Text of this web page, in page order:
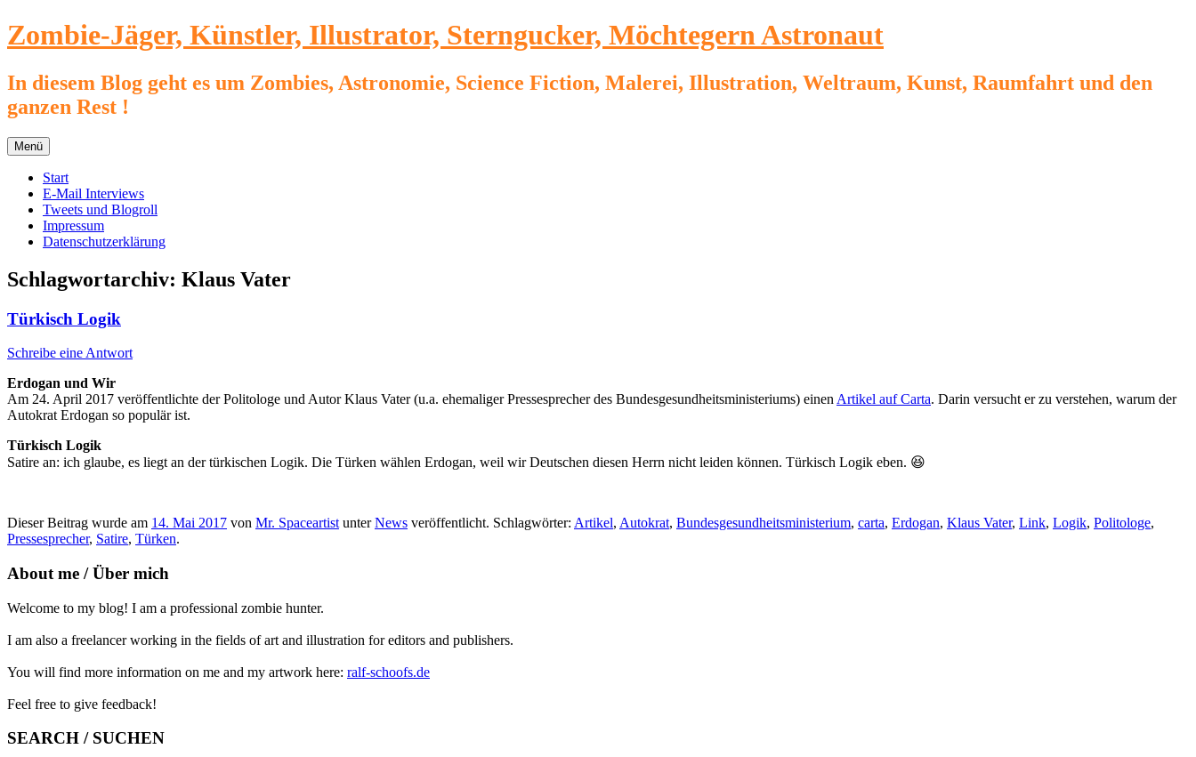
Zum
Inhalt
Zombie-Jäger, Künstler, Illustrator, Sterngucker, Möchtegern Astronaut
In diesem Blog geht es um Zombies, Astronomie, Science Fiction, Malerei, Illustration, Weltraum, Kunst, Raumfahrt und den
ganzen Rest !
Menü
Start
E-Mail Interviews
Tweets und Blogroll
Impressum
Datenschutzerklärung
Schlagwortarchiv: Klaus Vater
Türkisch Logik
Schreibe eine Antwort
Erdogan und Wir
Am 24. April 2017 veröffentlichte der Politologe und Autor Klaus Vater (u.a. ehemaliger Pressesprecher des Bundesgesundheitsministeriums) einen Artikel auf Carta. Darin versucht er zu verstehen, warum der
Autokrat Erdogan so populär ist.
Türkisch Logik
Satire an: ich glaube, es liegt an der türkischen Logik. Die Türken wählen Erdogan, weil wir Deutschen diesen Herrn nicht leiden können. Türkisch Logik eben. 😆
Dieser Beitrag wurde am 14. Mai 2017 von Mr. Spaceartist unterNews veröffentlicht. Schlagwörter: Artikel, Autokrat, Bundesgesundheitsministerium, carta, Erdogan, Klaus Vater, Link, Logik, Politologe,
Pressesprecher, Satire, Türken.
About me / Über mich
Welcome to my blog! I am a professional zombie hunter.
I am also a freelancer working in the fields of art and illustration for editors and publishers.
You will find more information on me and my artwork here: ralf-schoofs.de
Feel free to give feedback!
SEARCH / SUCHEN